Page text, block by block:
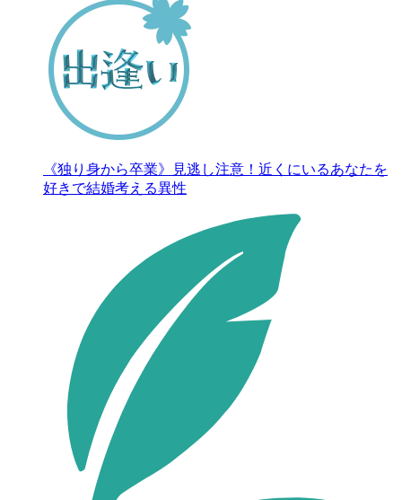
《独り身から卒業》見逃し注意！近くにいるあなたを
好きで結婚考える異性